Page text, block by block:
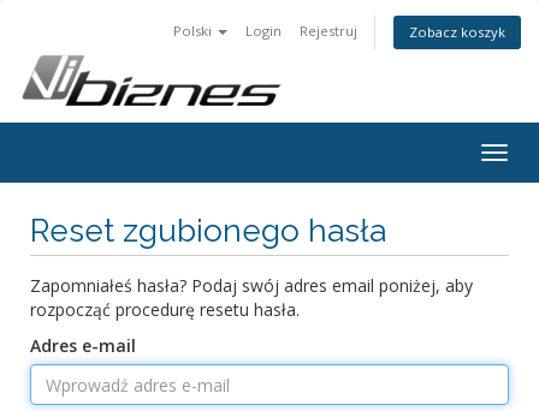
Polski Login Rejestruj Zobacz koszyk
Reset zgubionego hasła
Zapomniałeś hasła? Podaj swój adres email poniżej, aby
rozpocząć procedurę resetu hasła.
Adres e-mail